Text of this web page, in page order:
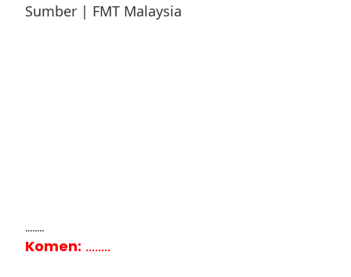
Sumber | FMT Malaysia
........
Komen: ........